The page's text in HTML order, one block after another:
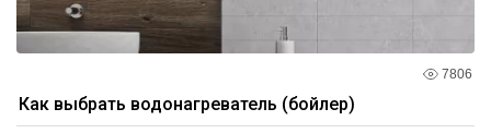
7806
Как выбрать водонагреватель (бойлер)